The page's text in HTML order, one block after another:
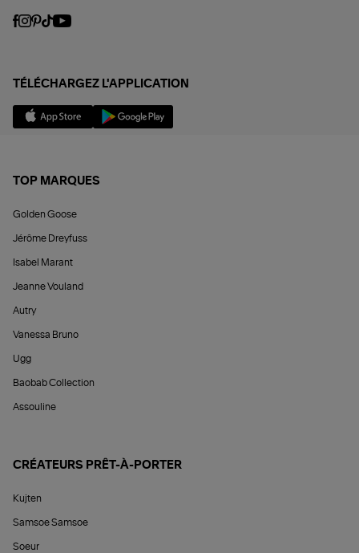
TÉLÉCHARGEZ L'APPLICATION
TOP MARQUES
Golden Goose
Jérôme Dreyfuss
Isabel Marant
Jeanne Vouland
Autry
Vanessa Bruno
Ugg
Baobab Collection
Assouline
CRÉATEURS PRÊT-À-PORTER
Kujten
Samsoe Samsoe
Soeur